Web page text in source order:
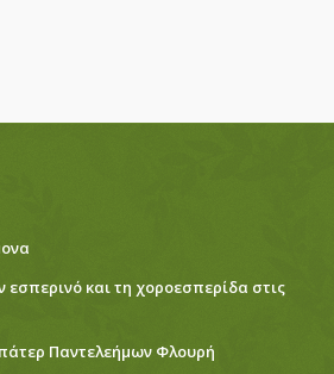
εσπερινό και τη χοροεσπερίδα στις
Παντελεήμων Φλουρή